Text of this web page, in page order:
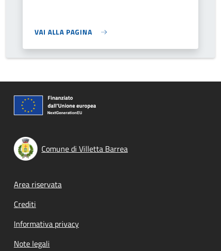
VAI ALLA PAGINA
Comune di Villetta Barrea
Footer menu
Area riservata
Crediti
Informativa privacy
Note legali